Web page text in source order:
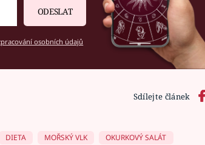
ODESLAT
osobních údajů
Sdílejte článek
DIETA MOŘSKÝ VLK
OKURKOVÝ SALÁT